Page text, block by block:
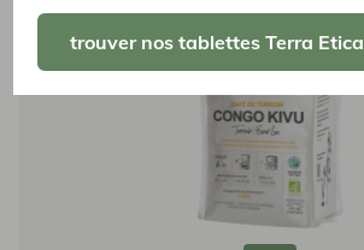
trouver nos tablettes Terra Etica